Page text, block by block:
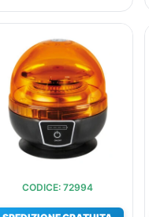
CODICE: 72994
prezzo
originale
era:
€150,67.